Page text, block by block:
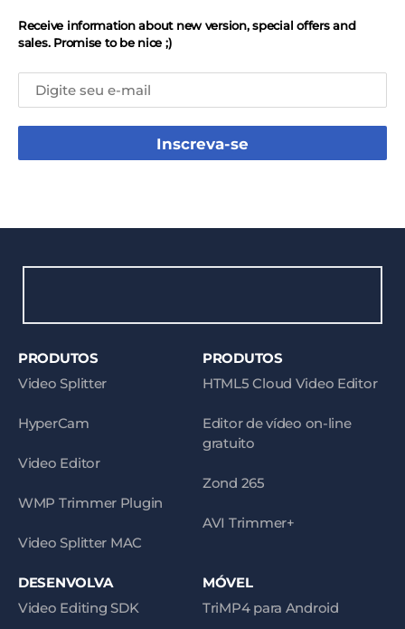
Receive information about new version, special offers and
sales. Promise to be nice ;)
Inscreva-se
PRODUTOS
Video Splitter
HyperCam
Video Editor
WMP Trimmer Plugin
Video Splitter MAC
PRODUTOS
HTML5 Cloud Video Editor
Editor de vídeo on-line
gratuito
Zond 265
AVI Trimmer+
DESENVOLVA
Video Editing SDK
MÓVEL
TriMP4 para Android